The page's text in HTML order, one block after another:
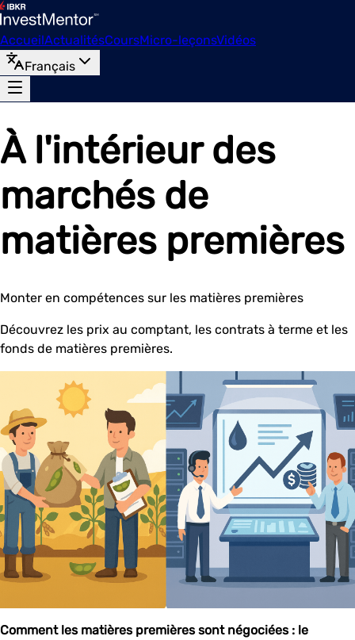
AccueilActualitésCoursMicro-leçonsVidéos
Français
À l'intérieur des
marchés de
matières premières
Monter en compétences sur les matières premières
Découvrez les prix au comptant, les contrats à terme et les
fonds de matières premières.
Comment les matières premières sont négociées : le